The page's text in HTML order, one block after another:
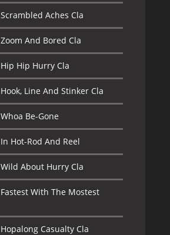
Scrambled Aches Cla
Zoom And Bored Cla
Hip Hip Hurry Cla
Hook, Line And Stinker Cla
Whoa Be-Gone
In Hot-Rod And Reel
Wild About Hurry Cla
Fastest With The Mostest
Hopalong Casualty Cla